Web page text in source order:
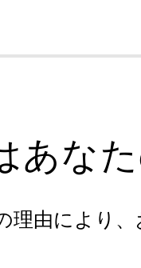
あな
理由により